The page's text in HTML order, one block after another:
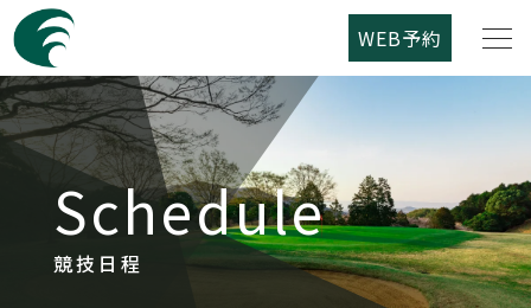
WEB予約
Schedule
競技日程
筑紫野カントリークラブについて
コース紹介
ご利用案内